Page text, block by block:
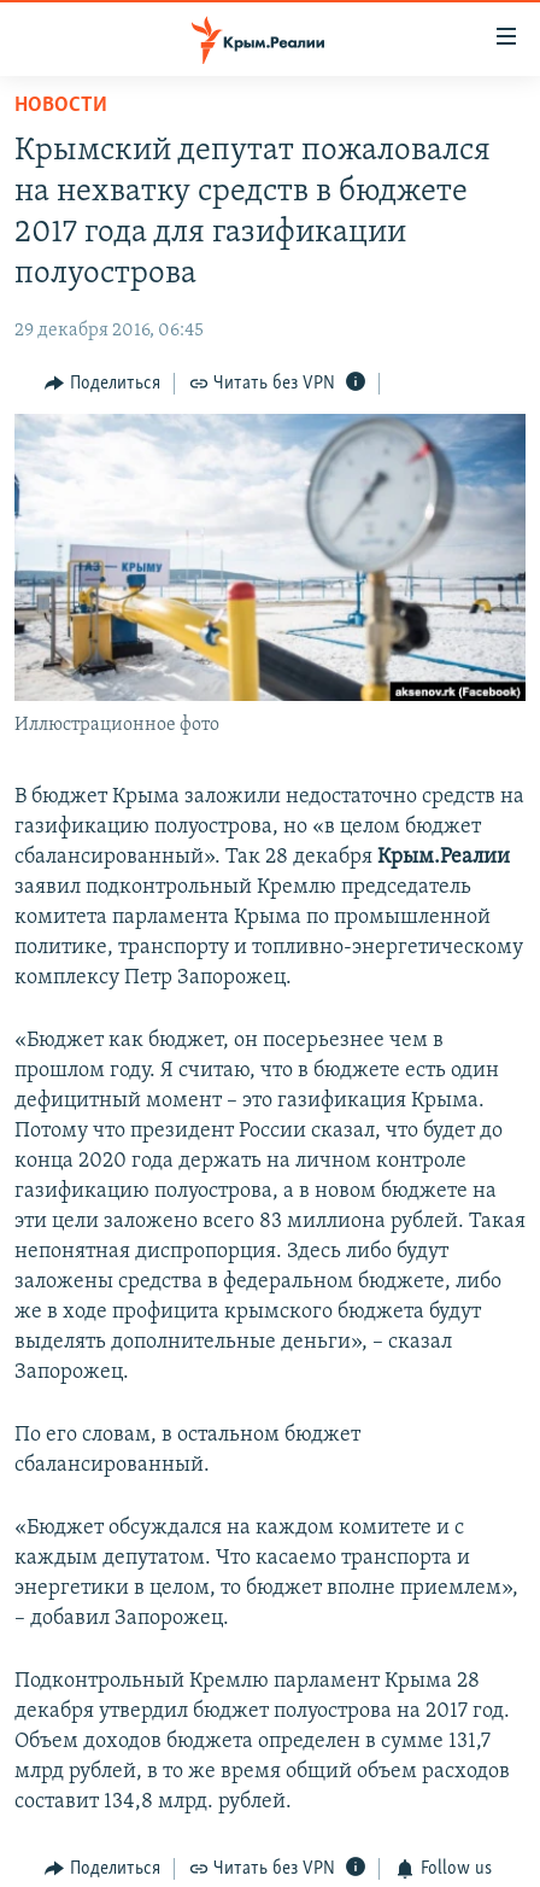
Вернуться
основному
содержанию
Вернутся
главной
Вернутся
поиску
СПЕЦПРОЕКТЫ
ВОДА
ИНТЕРАКТИВ
ИНФОГРАФИКА
ТЕЛЕПРОЕКТ КРЫМ.РЕАЛИИ
СОВЕТЫ ПРАВОЗАЩИТНИКОВ
ПОБЕДИТЕЛЕЙ НЕ СУДЯТ?
КРЫМ.НЕПОКОРЕННЫЙ
ELIFBE
УКРАИНСКАЯ ПРОБЛЕМА КРЫМА
РАДІО СВОБОДА
КАК ОБОЙТИ БЛОКИРОВКУ
Українською
Qırımtatar
ПРИСОЕДИНЯЙТЕСЬ!
Все сайты RFE/RL
НОВОСТИ
Крымский депутат пожаловался
на нехватку средств в бюджете
2017 года для газификации
полуострова
29 декабря 2016, 06:45
Поделиться Читать без VPN
Иллюстрационное фото
В бюджет Крыма заложили недостаточно средств на
газификацию полуострова, но «в целом бюджет
сбалансированный». Так 28 декабря Крым.Реалии
заявил подконтрольный Кремлю председатель
комитета парламента Крыма по промышленной
политике, транспорту и топливно-энергетическому
комплексу Петр Запорожец.
«Бюджет как бюджет, он посерьезнее чем в
прошлом году. Я считаю, что в бюджете есть один
дефицитный момент – это газификация Крыма.
Потому что президент России сказал, что будет до
конца 2020 года держать на личном контроле
газификацию полуострова, а в новом бюджете на
эти цели заложено всего 83 миллиона рублей. Такая
непонятная диспропорция. Здесь либо будут
заложены средства в федеральном бюджете, либо
же в ходе профицита крымского бюджета будут
выделять дополнительные деньги», – сказал
Запорожец.
По его словам, в остальном бюджет
сбалансированный.
«Бюджет обсуждался на каждом комитете и с
каждым депутатом. Что касаемо транспорта и
энергетики в целом, то бюджет вполне приемлем»,
– добавил Запорожец.
Подконтрольный Кремлю парламент Крыма 28
декабря утвердил бюджет полуострова на 2017 год.
Объем доходов бюджета определен в сумме 131,7
млрд рублей, в то же время общий объем расходов
составит 134,8 млрд. рублей.
Поделиться Читать без VPN Follow us